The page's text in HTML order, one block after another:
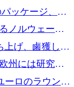
投資
パッケージ、5
成長基金EDM
フォトニクス
ノルウェーの
上げ、鹵獲した
ラットフォー
州には研究を
フラが不足し
ーロのラウンド